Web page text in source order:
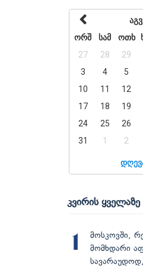
ორშ
სამ ოთხ
27
28 29
3
4 5
10
11 12
17
18 19
24
25 26
31
1 2
კვირის
1
მოსკოვში,
მომხდარი